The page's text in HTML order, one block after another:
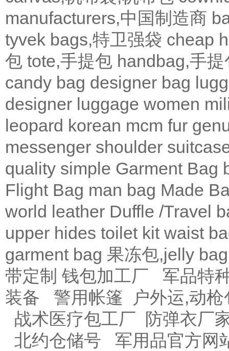
manufacturers,中国制造商
tyvek bags,特卫强袋 cheap
包 tote,手提包 handbag,手提
candy bag designer bag
designer luggage women
leopard korean mcm fur
messenger shoulder
quality simple Garment Bag
Flight Bag man bag Made
world leather Duffle /Travel
upper hides toilet kit waist
garment bag 果冻包,jelly bag
带定制 钱包加工厂
军品特
装备
警用帐篷
户外运,动枪
战术医疗包工厂
防弹衣厂
北约仓储号
军用品官方网